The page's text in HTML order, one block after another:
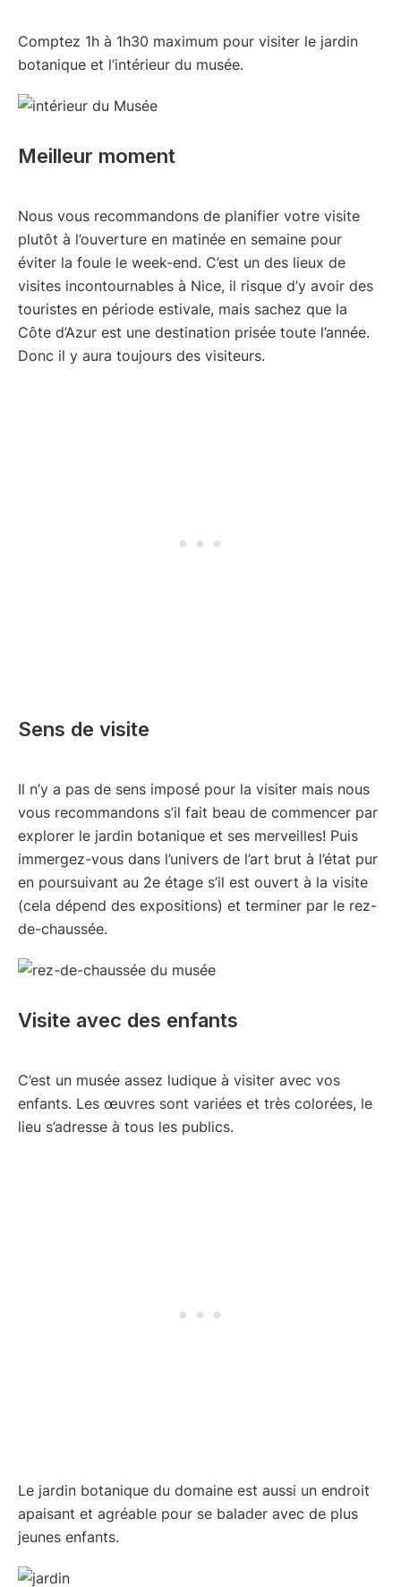
Comptez 1h à 1h30 maximum pour visiter le jardin
botanique et l’intérieur du musée.
Meilleur moment
Nous vous recommandons de planifier votre visite
plutôt à l’ouverture en matinée en semaine pour
éviter la foule le week-end. C’est un des lieux de
visites incontournables à Nice, il risque d’y avoir des
touristes en période estivale, mais sachez que la
Côte d’Azur est une destination prisée toute l’année.
Donc il y aura toujours des visiteurs.
Sens de visite
Il n’y a pas de sens imposé pour la visiter mais nous
vous recommandons s’il fait beau de commencer par
explorer le jardin botanique et ses merveilles! Puis
immergez-vous dans l’univers de l’art brut à l’état pur
en poursuivant au 2e étage s’il est ouvert à la visite
(cela dépend des expositions) et terminer par le rez-
de-chaussée.
Visite avec des enfants
C’est un musée assez ludique à visiter avec vos
enfants. Les œuvres sont variées et très colorées, le
lieu s’adresse à tous les publics.
Le jardin botanique du domaine est aussi un endroit
apaisant et agréable pour se balader avec de plus
jeunes enfants.